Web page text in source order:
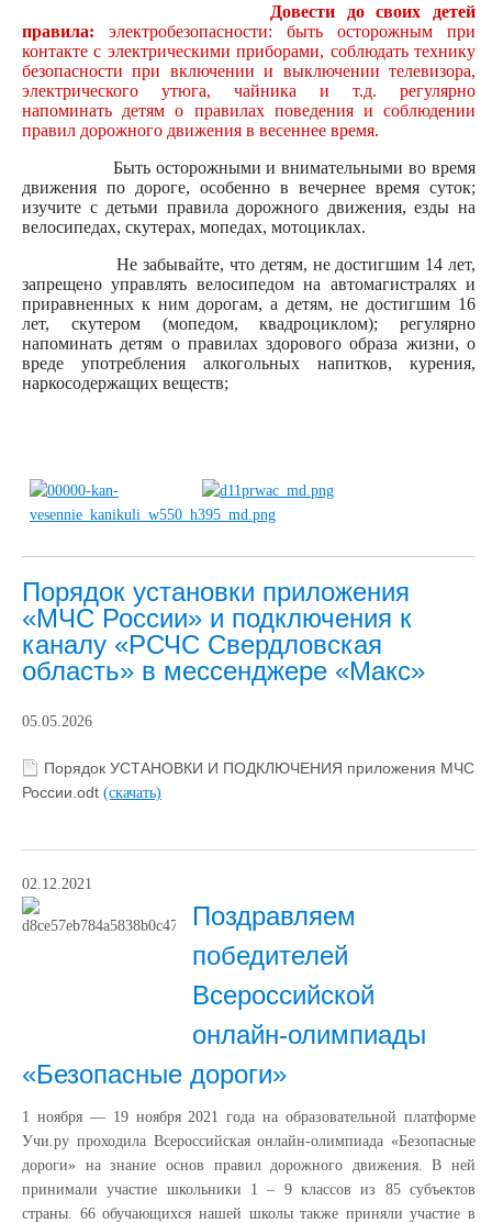
Довести до своих детей
правила: электробезопасности: быть осторожным при
контакте с электрическими приборами, соблюдать технику
безопасности при включении и выключении телевизора,
электрического утюга, чайника и т.д. регулярно
напоминать детям о правилах поведения и соблюдении
правил дорожного движения в весеннее время.
Быть осторожными и внимательными во время
движения по дороге, особенно в вечернее время суток;
изучите с детьми правила дорожного движения, езды на
велосипедах, скутерах, мопедах, мотоциклах.
Не забывайте, что детям, не достигшим 14 лет,
запрещено управлять велосипедом на автомагистралях и
приравненных к ним дорогам, а детям, не достигшим 16
лет, скутером (мопедом, квадроциклом); регулярно
напоминать детям о правилах здорового образа жизни, о
вреде употребления алкогольных напитков, курения,
наркосодержащих веществ;
Порядок установки приложения
«МЧС России» и подключения к
каналу «РСЧС Свердловская
область» в мессенджере «Макс»
05.05.2026
Порядок УСТАНОВКИ И ПОДКЛЮЧЕНИЯ приложения МЧС
России.odt (скачать)
02.12.2021
Поздравляем
победителей
Всероссийской
онлайн-олимпиады
«Безопасные дороги»
1 ноября — 19 ноября 2021 года на образовательной платформе
Учи.ру проходила Всероссийская онлайн-олимпиада «Безопасные
дороги» на знание основ правил дорожного движения. В ней
принимали участие школьники 1 – 9 классов из 85 субъектов
страны. 66 обучающихся нашей школы также приняли участие в